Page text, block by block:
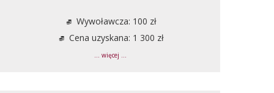
Wywoławcza: 100 zł
Cena uzyskana: 1 300 zł
... więcej ...